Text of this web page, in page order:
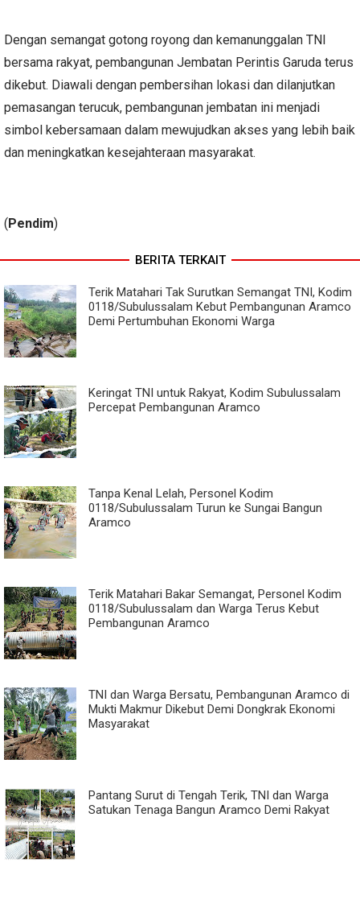
Dengan semangat gotong royong dan kemanunggalan TNI
bersama rakyat, pembangunan Jembatan Perintis Garuda terus
dikebut. Diawali dengan pembersihan lokasi dan dilanjutkan
pemasangan terucuk, pembangunan jembatan ini menjadi
simbol kebersamaan dalam mewujudkan akses yang lebih baik
dan meningkatkan kesejahteraan masyarakat.
( Pendim)
BERITA TERKAIT
Terik Matahari Tak Surutkan Semangat TNI, Kodim
0118/Subulussalam Kebut Pembangunan Aramco
Demi Pertumbuhan Ekonomi Warga
Keringat TNI untuk Rakyat, Kodim Subulussalam
Percepat Pembangunan Aramco
Tanpa Kenal Lelah, Personel Kodim
0118/Subulussalam Turun ke Sungai Bangun
Aramco
Terik Matahari Bakar Semangat, Personel Kodim
0118/Subulussalam dan Warga Terus Kebut
Pembangunan Aramco
TNI dan Warga Bersatu, Pembangunan Aramco di
Mukti Makmur Dikebut Demi Dongkrak Ekonomi
Masyarakat
Pantang Surut di Tengah Terik, TNI dan Warga
Satukan Tenaga Bangun Aramco Demi Rakyat